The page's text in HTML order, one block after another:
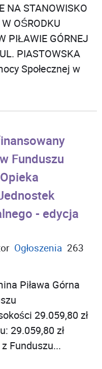
NA STANOWISKO
OŚRODKU
PIŁAWIE GÓRNEJ
PIASTOWSKA
Społecznej w
Funduszu
- edycja
Ogłoszenia 263
Piława Górna
29.059,80 zł
29.059,80 zł
Funduszu...